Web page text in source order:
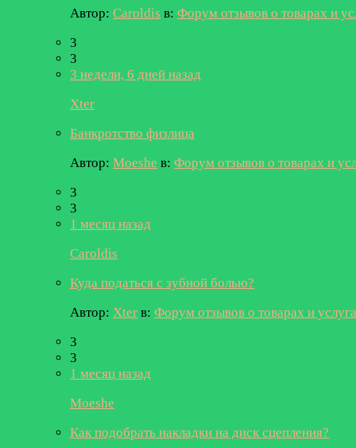
Автор: Caroldis в: Форум отзывов о товарах и
3
3
3 недели, 6 дней назад
Xter
Банкротство физлица
Автор: Moeshe в: Форум отзывов о товарах и
3
3
1 месяц назад
Caroldis
Куда податься с зубной болью?
Автор: Xter в: Форум отзывов о товарах и
3
3
1 месяц назад
Moeshe
Как подобрать накладки на диск сцепления?